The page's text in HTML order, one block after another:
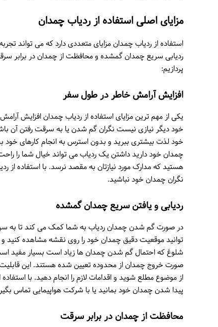
مزایای اصلی استفاده از ردیاب چمدان
استفاده از ردیاب چمدان مزایای متعددی دارد که می تواند
ردیابی سریع چمدان گمشده و محافظت از چمدان در برابر
پردازیم:
افزایش آرامش خاطر در طول سفر
یکی از مهم ترین مزایای استفاده از ردیاب چمدان افزایش
خود دیگر نیازی نیست نگران گم شدن یا به سرقت رفتن آن
خود لذت بیشتری ببرید و بدون استرس به انجام کارهای خود
چمدان خود دارید داشتن یک ردیاب می تواند خیال شما را
هستید که مدارک مورد نیازتان به مقصد نرسد. با استفاده از
نگران چمدان خود نباشید.
ردیابی و یافتن سریع چمدان گمشده
در صورت گم شدن چمدان ردیاب به شما کمک می کند تا به سرعت
توانید موقعیت دقیق چمدان خود را روی نقشه مشاهده کنید و
شلوغ که احتمال گم شدن چمدان ها زیاد است بسیار مفید
صورت خروج چمدان از محدوده تعیین شده هستند. این
از موضوع مطلع شوید و اقدامات لازم را انجام دهید. با
پیدا شدن چمدان خود بمانید یا با شرکت هواپیمایی تماس
محافظت از چمدان در برابر سرقت